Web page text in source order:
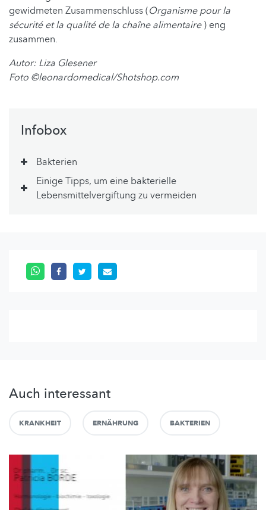
gewidmeten Zusammenschluss (Organisme pour la
sécurité et la qualité de la chaîne alimentaire) eng
zusammen.
Autor: Liza Glesener
Foto ©leonardomedical/Shotshop.com
Infobox
Bakterien
Einige Tipps, um eine bakterielle
Lebensmittelvergiftung zu vermeiden
Auch interessant
KRANKHEIT ERNÄHRUNG BAKTERIEN